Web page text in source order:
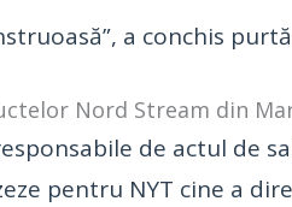
a conchis
Nord Stream din
de actul de
pentru NYT cine a